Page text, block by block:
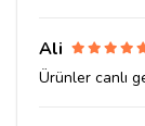
Ali
Ürünler canlı